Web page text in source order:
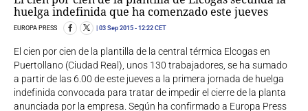
huelga indefinida que ha comenzado este jueves
EUROPA PRESS 03 Sep 2015 - 12:22 CET
El cien por cien de la plantilla de la central térmica Elcogas en
Puertollano (Ciudad Real), unos 130 trabajadores, se ha sumado
a partir de las 6.00 de este jueves a la primera jornada de huelga
indefinida convocada para tratar de impedir el cierre de la planta
anunciada por la empresa. Según ha confirmado a Europa Press